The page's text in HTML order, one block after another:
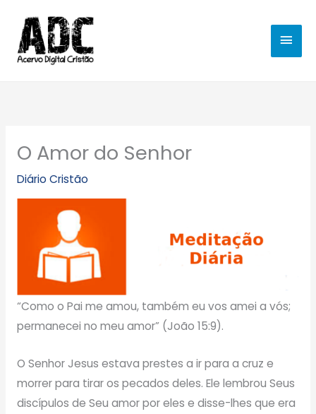
para
conteúdo
O Amor do Senhor
Diário Cristão
“Como o Pai me amou, também eu vos amei a vós;
permanecei no meu amor” (João 15:9).
O Senhor Jesus estava prestes a ir para a cruz e
morrer para tirar os pecados deles. Ele lembrou Seus
discípulos de Seu amor por eles e disse-lhes que era